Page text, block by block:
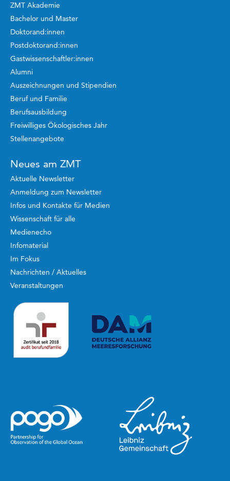
ZMT Akademie
Bachelor und Master
Doktorand:innen
Postdoktorand:innen
Gastwissenschaftler:innen
Alumni
Auszeichnungen und Stipendien
Beruf und Familie
Berufsausbildung
Freiwilliges Ökologisches Jahr
Stellenangebote
Neues am ZMT
Aktuelle Newsletter
Anmeldung zum Newsletter
Infos und Kontakte für Medien
Wissenschaft für alle
Medienecho
Infomaterial
Im Fokus
Nachrichten / Aktuelles
Veranstaltungen